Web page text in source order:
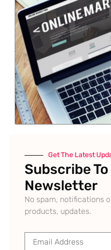
Get The Latest
Subscribe To
Newsletter
No spam, notifications
products, updates.